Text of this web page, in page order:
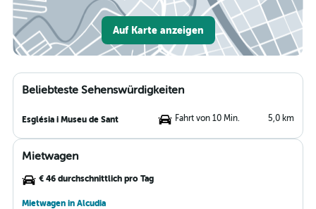
Auf Karte anzeigen
Beliebteste Sehenswürdigkeiten
Església i Museu de Sant Fahrt von 10 Min. 5,0 km
Mietwagen
€ 46 durchschnittlich pro Tag
Mietwagen in Alcudia